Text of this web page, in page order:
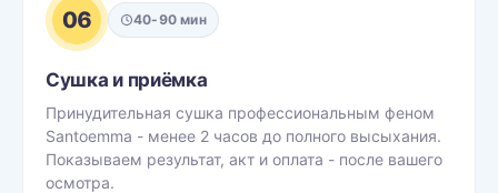
06 40-90 мин
Сушка и приёмка
Принудительная сушка профессиональным феном
Santoemma - менее 2 часов до полного высыхания.
Показываем результат, акт и оплата - после вашего
осмотра.